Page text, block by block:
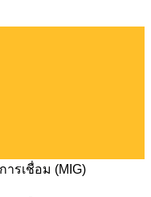
รเชื่อม (MIG)